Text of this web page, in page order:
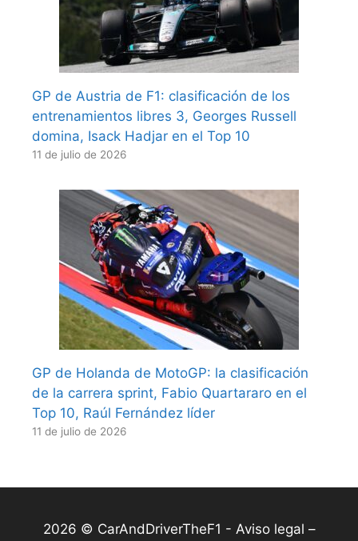
GP de Austria de F1: clasificación de los
entrenamientos libres 3, Georges Russell
domina, Isack Hadjar en el Top 10
11 de julio de 2026
GP de Holanda de MotoGP: la clasificación
de la carrera sprint, Fabio Quartararo en el
Top 10, Raúl Fernández líder
11 de julio de 2026
2026 © CarAndDriverTheF1 - Aviso legal –